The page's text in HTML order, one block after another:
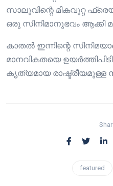
സാലുവിന്റെ മികവുറ്റ
ഒരു സിനിമാനുഭവം ആക്കി
കാതൽ ഇന്നിന്റെ
മാനവികതയെ
കൃത്യമായ രാഷ്ട്രീയമുള്ള
featured